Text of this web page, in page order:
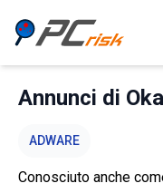
Annunci di
ADWARE
Conosciuto anche